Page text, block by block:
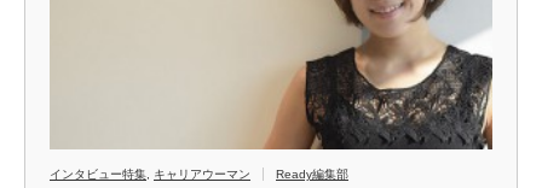
インタビュー特集 キャリアウーマン Ready編集部